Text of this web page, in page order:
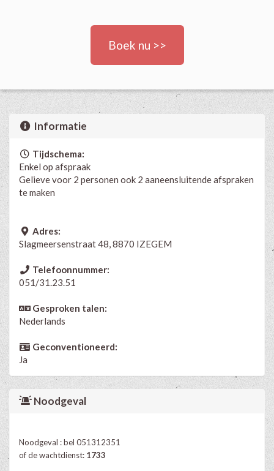
Boek nu >>
Informatie
Tijdschema:
Enkel op afspraak
Gelieve voor 2 personen ook 2 aaneensluitende afspraken
te maken
Adres:
Slagmeersenstraat 48, 8870 IZEGEM
Telefoonnummer:
051/31.23.51
Gesproken talen:
Nederlands
Geconventioneerd:
Ja
Noodgeval
Noodgeval : bel 051312351
of de wachtdienst: 1733